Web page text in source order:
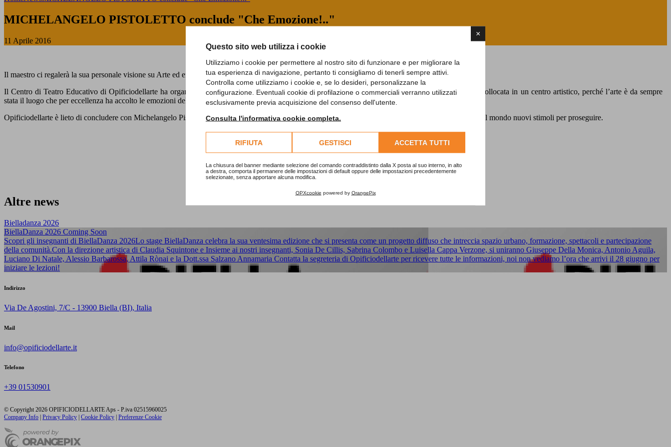
×
Questo sito web utilizza i cookie
Utilizziamo i cookie per permettere al nostro sito di funzionare e per migliorare la
tua esperienza di navigazione, pertanto ti consigliamo di tenerli sempre attivi.
Controlla come utilizziamo i cookie e, se lo desideri, personalizzane la
configurazione. Eventuali cookie di profilazione o commerciali verranno utilizzati
esclusivamente previa acquisizione del consenso dell'utente.
Consulta l'informativa cookie completa.
RIFIUTA GESTISCI ACCETTA TUTTI
La chiusura del banner mediante selezione del comando contraddistinto dalla X posta al suo interno, in alto
a destra, comporta il permanere delle impostazioni di default oppure delle impostazioni precedentemente
selezionate, senza apportare alcuna modifica.
OPXcookie powered by OrangePix
MICHELANGELO PISTOLETTO conclude "Che Emozione!.."
11 Aprile 2016
Il maestro ci regalerà la sua personale visione su Arte ed emozioni.
Il Centro di Teatro Educativo di Opificiodellarte ha organizzato questi incontri per creare un’oasi in cui sostare, emozionarsi ed emozionare. Un’oasi collocata in un centro artistico, perché l’arte è da sempre
stata il luogo che per eccellenza ha accolto le emozioni del mondo.
Opificiodellarte è lieto di concludere con Michelangelo Pistoletto, uno dei più significativi artisti contemporanei, per ricevere dal suo profondo sguardo sul mondo nuovi stimoli per proseguire.
Ingresso gratuito
Per informazioni Tel. 015.30901.
Altre news
Bielladanza 2026
BiellaDanza 2026 Coming Soon
Scopri gli insegnanti di BiellaDanza 2026Lo stage BiellaDanza celebra la sua ventesima edizione che si presenta come un progetto diffuso che intreccia spazio urbano, formazione, spettacoli e partecipazione
della comunità.Con la direzione artistica di Claudia Squintone e Insieme ai nostri insegnanti, Sonia De Cillis, Sabrina Colombo e Luisella Cappa Verzone, si uniranno Giuseppe Della Monica, Antonio Aguila,
Luciano Di Natale, Alessio Barbarossa, Attila Rònai e la Dott.ssa Salzano Annamaria Contatta la segreteria di Opificiodellarte per ricevere tutte le informazioni, noi non vediamo l’ora che arrivi il 28 giugno per
iniziare le lezioni!
Indirizzo
Via De Agostini, 7/C - 13900 Biella (BI), Italia
Mail
info@opificiodellarte.it
Telefono
+39 01530901
© Copyright 2026 OPIFICIODELLARTE Aps - P.iva 02515960025
Company Info Privacy Policy Cookie Policy Preferenze Cookie